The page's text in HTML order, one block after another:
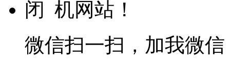
微信扫一扫，加我微信